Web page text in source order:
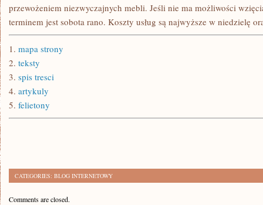
przewożeniem niezwyczajnych mebli. Jeśli nie ma możliwości
terminem jest sobota rano. Koszty usług są najwyższe w niedzielę
1. mapa strony
2. teksty
3. spis tresci
4. artykuly
5. felietony
CATEGORIES: BLOG INTERNETOWY
Comments are closed.